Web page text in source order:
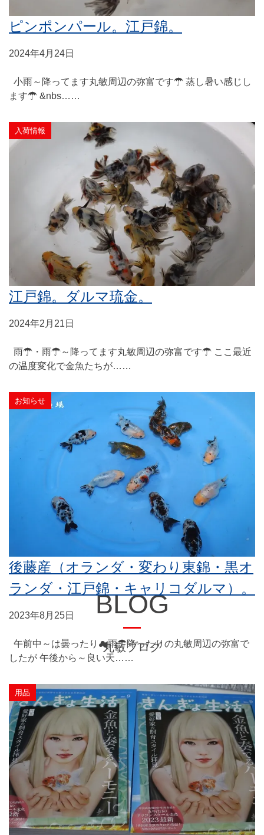
BLOG
丸敏ブログ
ピンポンパール。江戸錦。
2024年4月24日
小雨～降ってます丸敏周辺の弥富です☂ 蒸し暑い感じし
ます☂ &nbs……
入荷情報
江戸錦。ダルマ琉金。
2024年2月21日
雨☂・雨☂～降ってます丸敏周辺の弥富です☂ ここ最近
の温度変化で金魚たちが……
お知らせ
後藤産（オランダ・変わり東錦・黒オ
ランダ・江戸錦・キャリコダルマ）。
2023年8月25日
午前中～は曇ったり☁雨☂降ったりの丸敏周辺の弥富で
したが 午後から～良い天……
用品